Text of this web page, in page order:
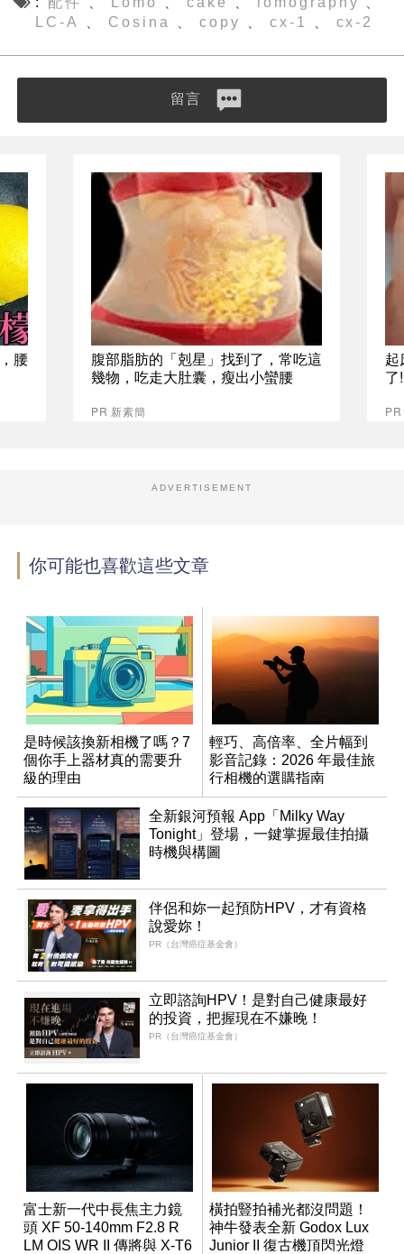
LC-A Cosina copy cx-1 cx-2
留言
腰
腹部脂肪的「剋星」找到了，常吃這
幾物，吃走大肚囊，瘦出小蠻腰
PR 新素簡
起
了
ADVERTISEMENT
你可能也喜歡這些文章
是時候該換新相機了嗎？7
個你手上器材真的需要升
級的理由
輕巧、高倍率、全片幅到
影音記錄：2026 年最佳旅
行相機的選購指南
全新銀河預報 App「Milky Way
Tonight」登場，一鍵掌握最佳拍攝
時機與構圖
伴侶和妳一起預防HPV，才有資格
說愛妳！
PR（台灣癌症基金會）
立即諮詢HPV！是對自己健康最好
的投資，把握現在不嫌晚！
PR（台灣癌症基金會）
富士新一代中長焦主力鏡
頭 XF 50-140mm F2.8 R
LM OIS WR II 傳將與 X-T6
橫拍豎拍補光都沒問題！
神牛發表全新 Godox Lux
Junior II 復古機頂閃光燈